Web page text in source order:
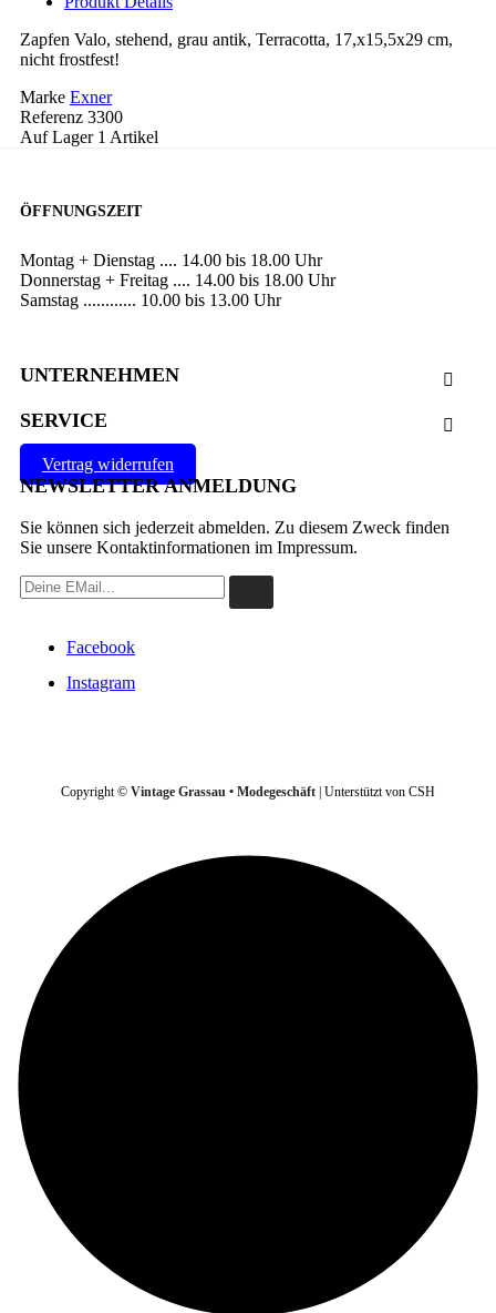
Zapfen Valo, stehend, grau antik, Terracotta, 17,x15,5x29 cm,
nicht frostfest!
Marke Exner
Referenz 3300
Auf Lager 1 Artikel
ÖFFNUNGSZEIT
Montag + Dienstag .... 14.00 bis 18.00 Uhr
Donnerstag + Freitag .... 14.00 bis 18.00 Uhr
Samstag ............ 10.00 bis 13.00 Uhr
UNTERNEHMEN 
SERVICE 
Vertrag widerrufen
NEWSLETTER ANMELDUNG
Sie können sich jederzeit abmelden. Zu diesem Zweck finden
Sie unsere Kontaktinformationen im Impressum.
Facebook
Instagram
Copyright © Vintage Grassau • Modegeschäft | Unterstützt von CSH